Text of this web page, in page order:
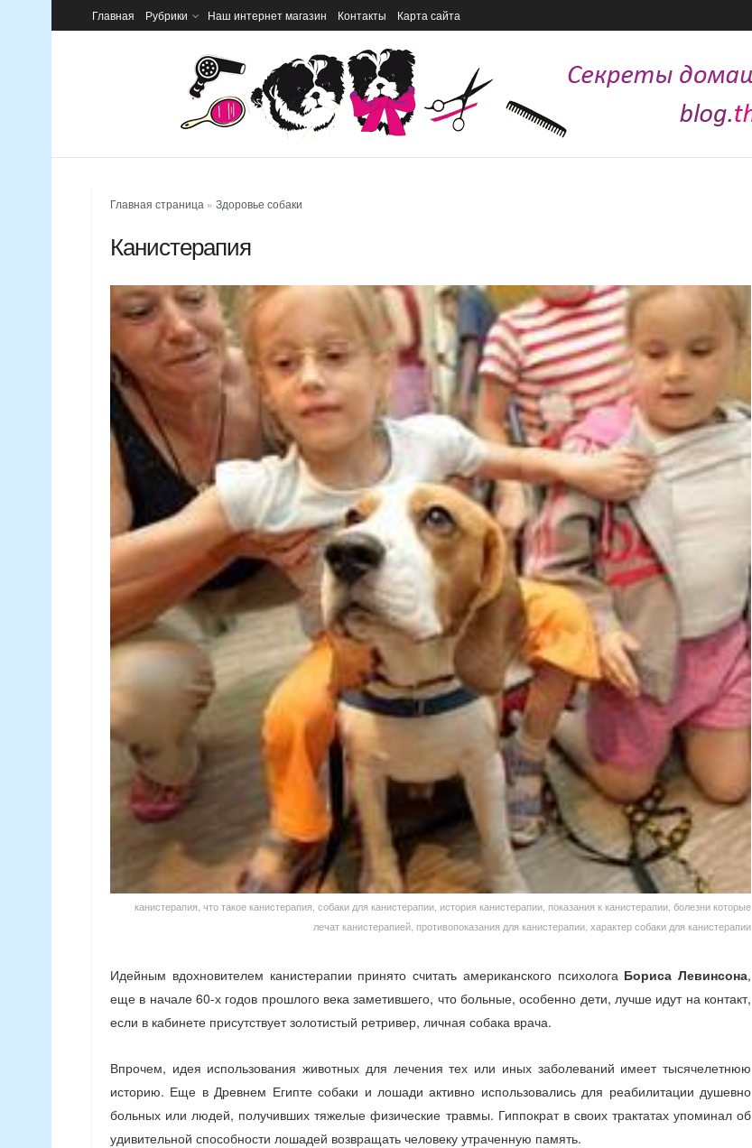
Главная Рубрики Наш интернет магазин Контакты Карта сайта
Главная страница » Здоровье собаки
Канистерапия
канистерапия, что такое канистерапия, собаки для канистерапии, история канистерапии, показания к канистерапии, болезни которые
лечат канистерапией, противопоказания для канистерапии, характер собаки для канистерапии
Идейным вдохновителем канистерапии принято считать американского психолога Бориса Левинсона,
еще в начале 60-х годов прошлого века заметившего, что больные, особенно дети, лучше идут на контакт,
если в кабинете присутствует золотистый ретривер, личная собака врача.
Впрочем, идея использования животных для лечения тех или иных заболеваний имеет тысячелетнюю
историю. Еще в Древнем Египте собаки и лошади активно использовались для реабилитации душевно
больных или людей, получивших тяжелые физические травмы. Гиппократ в своих трактатах упоминал об
удивительной способности лошадей возвращать человеку утраченную память.